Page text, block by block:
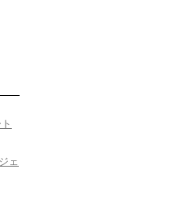
ェ